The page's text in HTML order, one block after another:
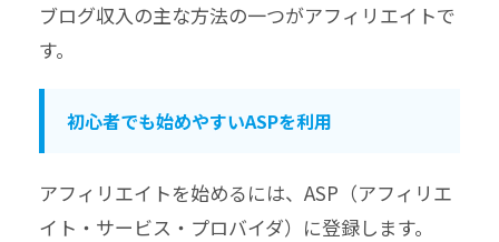
ブログ収入の主な方法の一つがアフィリエイトで
す。
初心者でも始めやすいASPを利用
アフィリエイトを始めるには、ASP（アフィリエ
イト・サービス・プロバイダ）に登録します。